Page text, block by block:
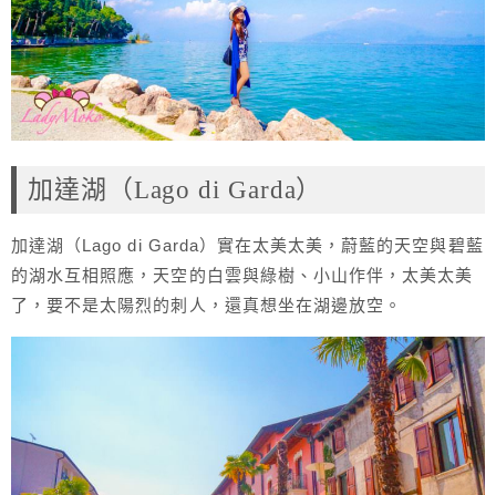
加達湖（Lago di Garda）
加達湖（Lago di Garda）實在太美太美，蔚藍的天空與碧藍
的湖水互相照應，天空的白雲與綠樹、小山作伴，太美太美
了，要不是太陽烈的刺人，還真想坐在湖邊放空。